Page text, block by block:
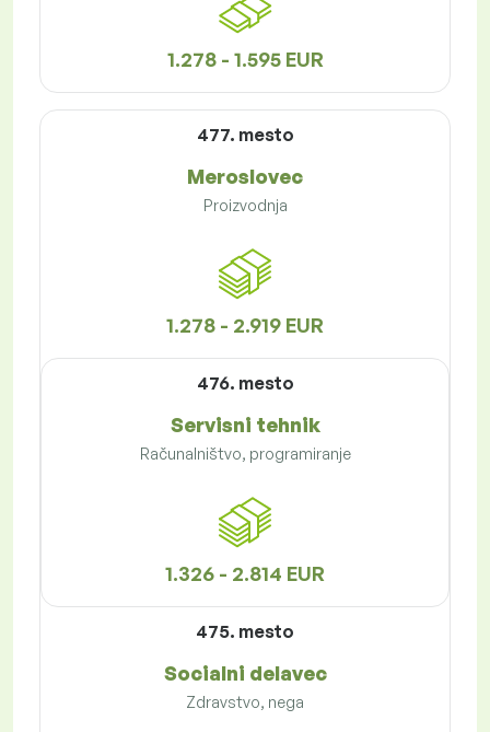
1.278 - 1.595 EUR
477. mesto
Meroslovec
Proizvodnja
1.278 - 2.919 EUR
476. mesto
Servisni tehnik
Računalništvo, programiranje
1.326 - 2.814 EUR
475. mesto
Socialni delavec
Zdravstvo, nega